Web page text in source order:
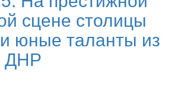
сцене столицы
юные таланты из
ДНР